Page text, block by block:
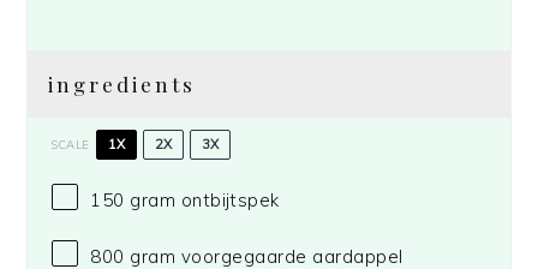
ingredients
SCALE 1X 2X 3X
150 gram ontbijtspek
800 gram voorgegaarde aardappel